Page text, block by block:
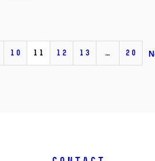
10 11 12 13 … 20